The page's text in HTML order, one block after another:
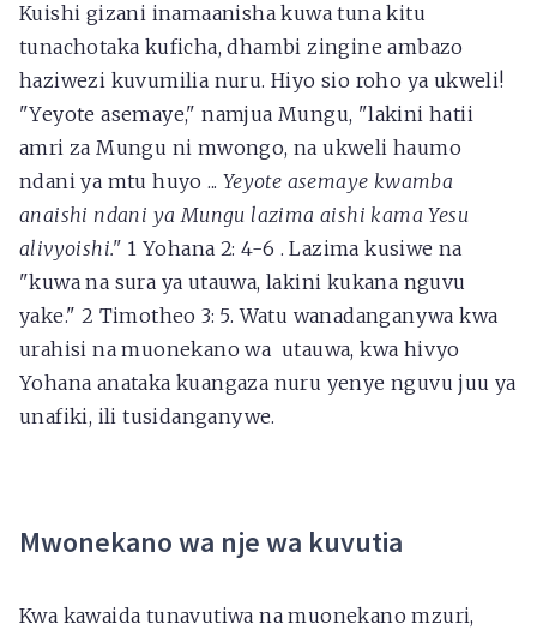
Kuishi gizani inamaanisha kuwa tuna kitu
tunachotaka kuficha, dhambi zingine ambazo
haziwezi kuvumilia nuru. Hiyo sio roho ya ukweli!
"Yeyote asemaye," namjua Mungu, "lakini hatii
amri za Mungu ni mwongo, na ukweli haumo
ndani ya mtu huyo ... Yeyote asemaye kwamba
anaishi ndani ya Mungu lazima aishi kama Yesu
alivyoishi." 1 Yohana 2: 4-6 . Lazima kusiwe na
"kuwa na sura ya utauwa, lakini kukana nguvu
yake." 2 Timotheo 3: 5. Watu wanadanganywa kwa
urahisi na muonekano wa utauwa, kwa hivyo
Yohana anataka kuangaza nuru yenye nguvu juu ya
unafiki, ili tusidanganywe.
Mwonekano wa nje wa kuvutia
Kwa kawaida tunavutiwa na muonekano mzuri,